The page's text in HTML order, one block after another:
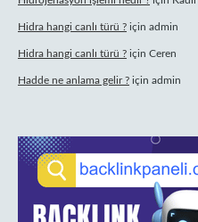
Hidra hangi canlı türü ? için admin
Hidra hangi canlı türü ? için Ceren
Hadde ne anlama gelir ? için admin